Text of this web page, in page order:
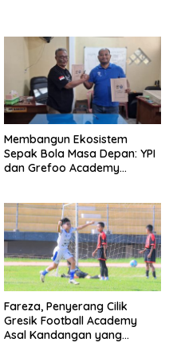
Membangun Ekosistem
Sepak Bola Masa Depan: YPI
dan Grefoo Academy
Fareza, Penyerang Cilik
Gresik Football Academy
Asal Kandangan yang